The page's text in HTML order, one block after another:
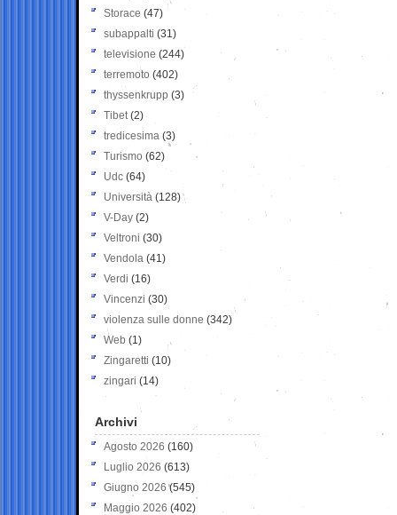
Storace (47)
subappalti (31)
televisione(244)
terremoto (402)
thyssenkrupp (3)
Tibet(2)
tredicesima (3)
Turismo (62)
Udc (64)
Università (128)
V-Day (2)
Veltroni (30)
Vendola (41)
Verdi (16)
Vincenzi (30)
violenza sulle donne (342)
Web (1)
Zingaretti (10)
zingari (14)
Archivi
Agosto 2026 (160)
Luglio 2026 (613)
Giugno 2026 (545)
Maggio 2026 (402)